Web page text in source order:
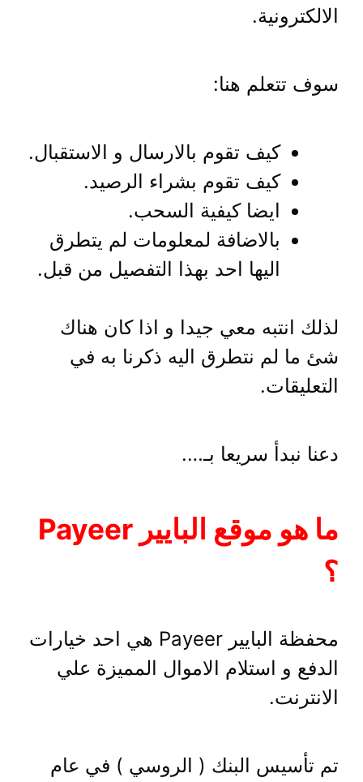
الالكترونية.
سوف تتعلم هنا:
كيف تقوم بالارسال و الاستقبال.
كيف تقوم بشراء الرصيد.
ايضا كيفية السحب.
بالاضافة لمعلومات لم يتطرق
اليها احد بهذا التفصيل من قبل.
لذلك انتبه معي جيدا و اذا كان هناك
شئ ما لم نتطرق اليه ذكرنا به في
التعليقات.
دعنا نبدأ سريعا بـ….
ما هو موقع البايير Payeer
محفظة البايير Payeer هي احد خيارات
الدفع و استلام الاموال المميزة علي
الانترنت.
تم تأسيس البنك ( الروسي ) في عام